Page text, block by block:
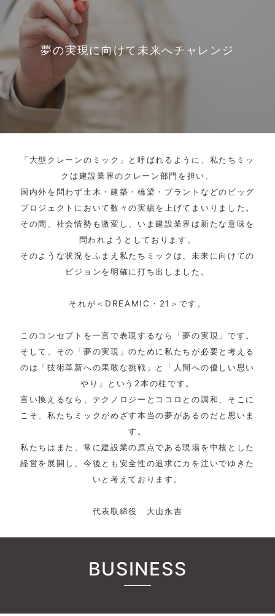
夢の実現に向けて未来へチャレンジ
「大型クレーンのミック」と呼ばれるように、私たちミッ
クは建設業界のクレーン部門を担い、
国内外を問わず土木・建築・橋梁・プラントなどのビッグ
プロジェクトにおいて数々の実績を上げてまいりました。
その間、社会情勢も激変し、いま建設業界は新たな意味を
問われようとしております。
そのような状況をふまえ私たちミックは、未来に向けての
ビジョンを明確に打ち出しました。
それが＜DREAMIC・21＞です。
このコンセプトを一言で表現するなら「夢の実現」です。
そして、その「夢の実現」のために私たちが必要と考える
のは「技術革新への果敢な挑戦」と「人間への優しい思い
やり」という2本の柱です。
言い換えるなら、テクノロジーとココロとの調和、そこに
こそ、私たちミックがめざす本当の夢があるのだと思いま
す。
私たちはまた、常に建設業の原点である現場を中核とした
経営を展開し、今後とも安全性の追求にカを注いでゆきた
いと考えております。
代表取締役 大山永吉
BUSINESS